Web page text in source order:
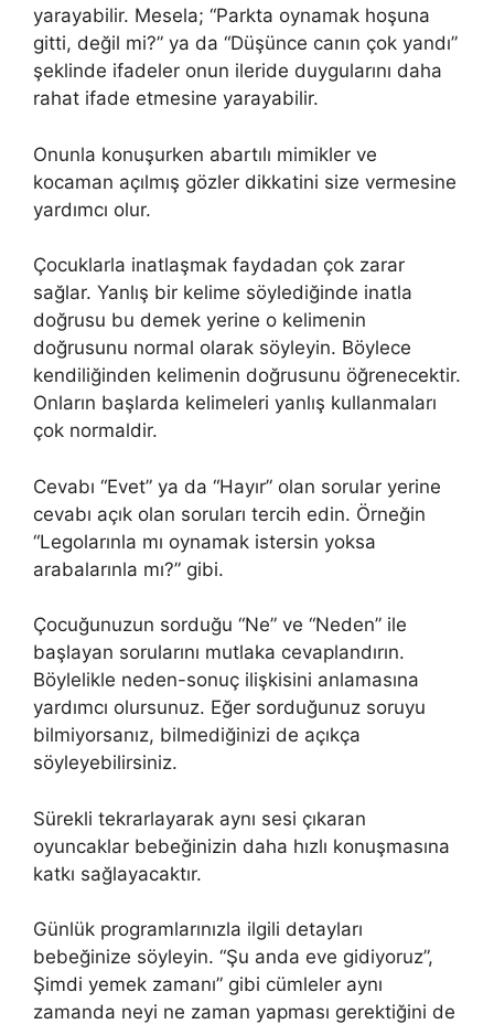
yarayabilir. Mesela; “Parkta oynamak hoşuna
gitti, değil mi?” ya da “Düşünce canın çok yandı”
şeklinde ifadeler onun ileride duygularını daha
rahat ifade etmesine yarayabilir.
Onunla konuşurken abartılı mimikler ve
kocaman açılmış gözler dikkatini size vermesine
yardımcı olur.
Çocuklarla inatlaşmak faydadan çok zarar
sağlar. Yanlış bir kelime söylediğinde inatla
doğrusu bu demek yerine o kelimenin
doğrusunu normal olarak söyleyin. Böylece
kendiliğinden kelimenin doğrusunu öğrenecektir.
Onların başlarda kelimeleri yanlış kullanmaları
çok normaldir.
Cevabı “Evet” ya da “Hayır” olan sorular yerine
cevabı açık olan soruları tercih edin. Örneğin
“Legolarınla mı oynamak istersin yoksa
arabalarınla mı?” gibi.
Çocuğunuzun sorduğu “Ne” ve “Neden” ile
başlayan sorularını mutlaka cevaplandırın.
Böylelikle neden-sonuç ilişkisini anlamasına
yardımcı olursunuz. Eğer sorduğunuz soruyu
bilmiyorsanız, bilmediğinizi de açıkça
söyleyebilirsiniz.
Sürekli tekrarlayarak aynı sesi çıkaran
oyuncaklar bebeğinizin daha hızlı konuşmasına
katkı sağlayacaktır.
Günlük programlarınızla ilgili detayları
bebeğinize söyleyin. “Şu anda eve gidiyoruz”,
Şimdi yemek zamanı” gibi cümleler aynı
zamanda neyi ne zaman yapması gerektiğini de